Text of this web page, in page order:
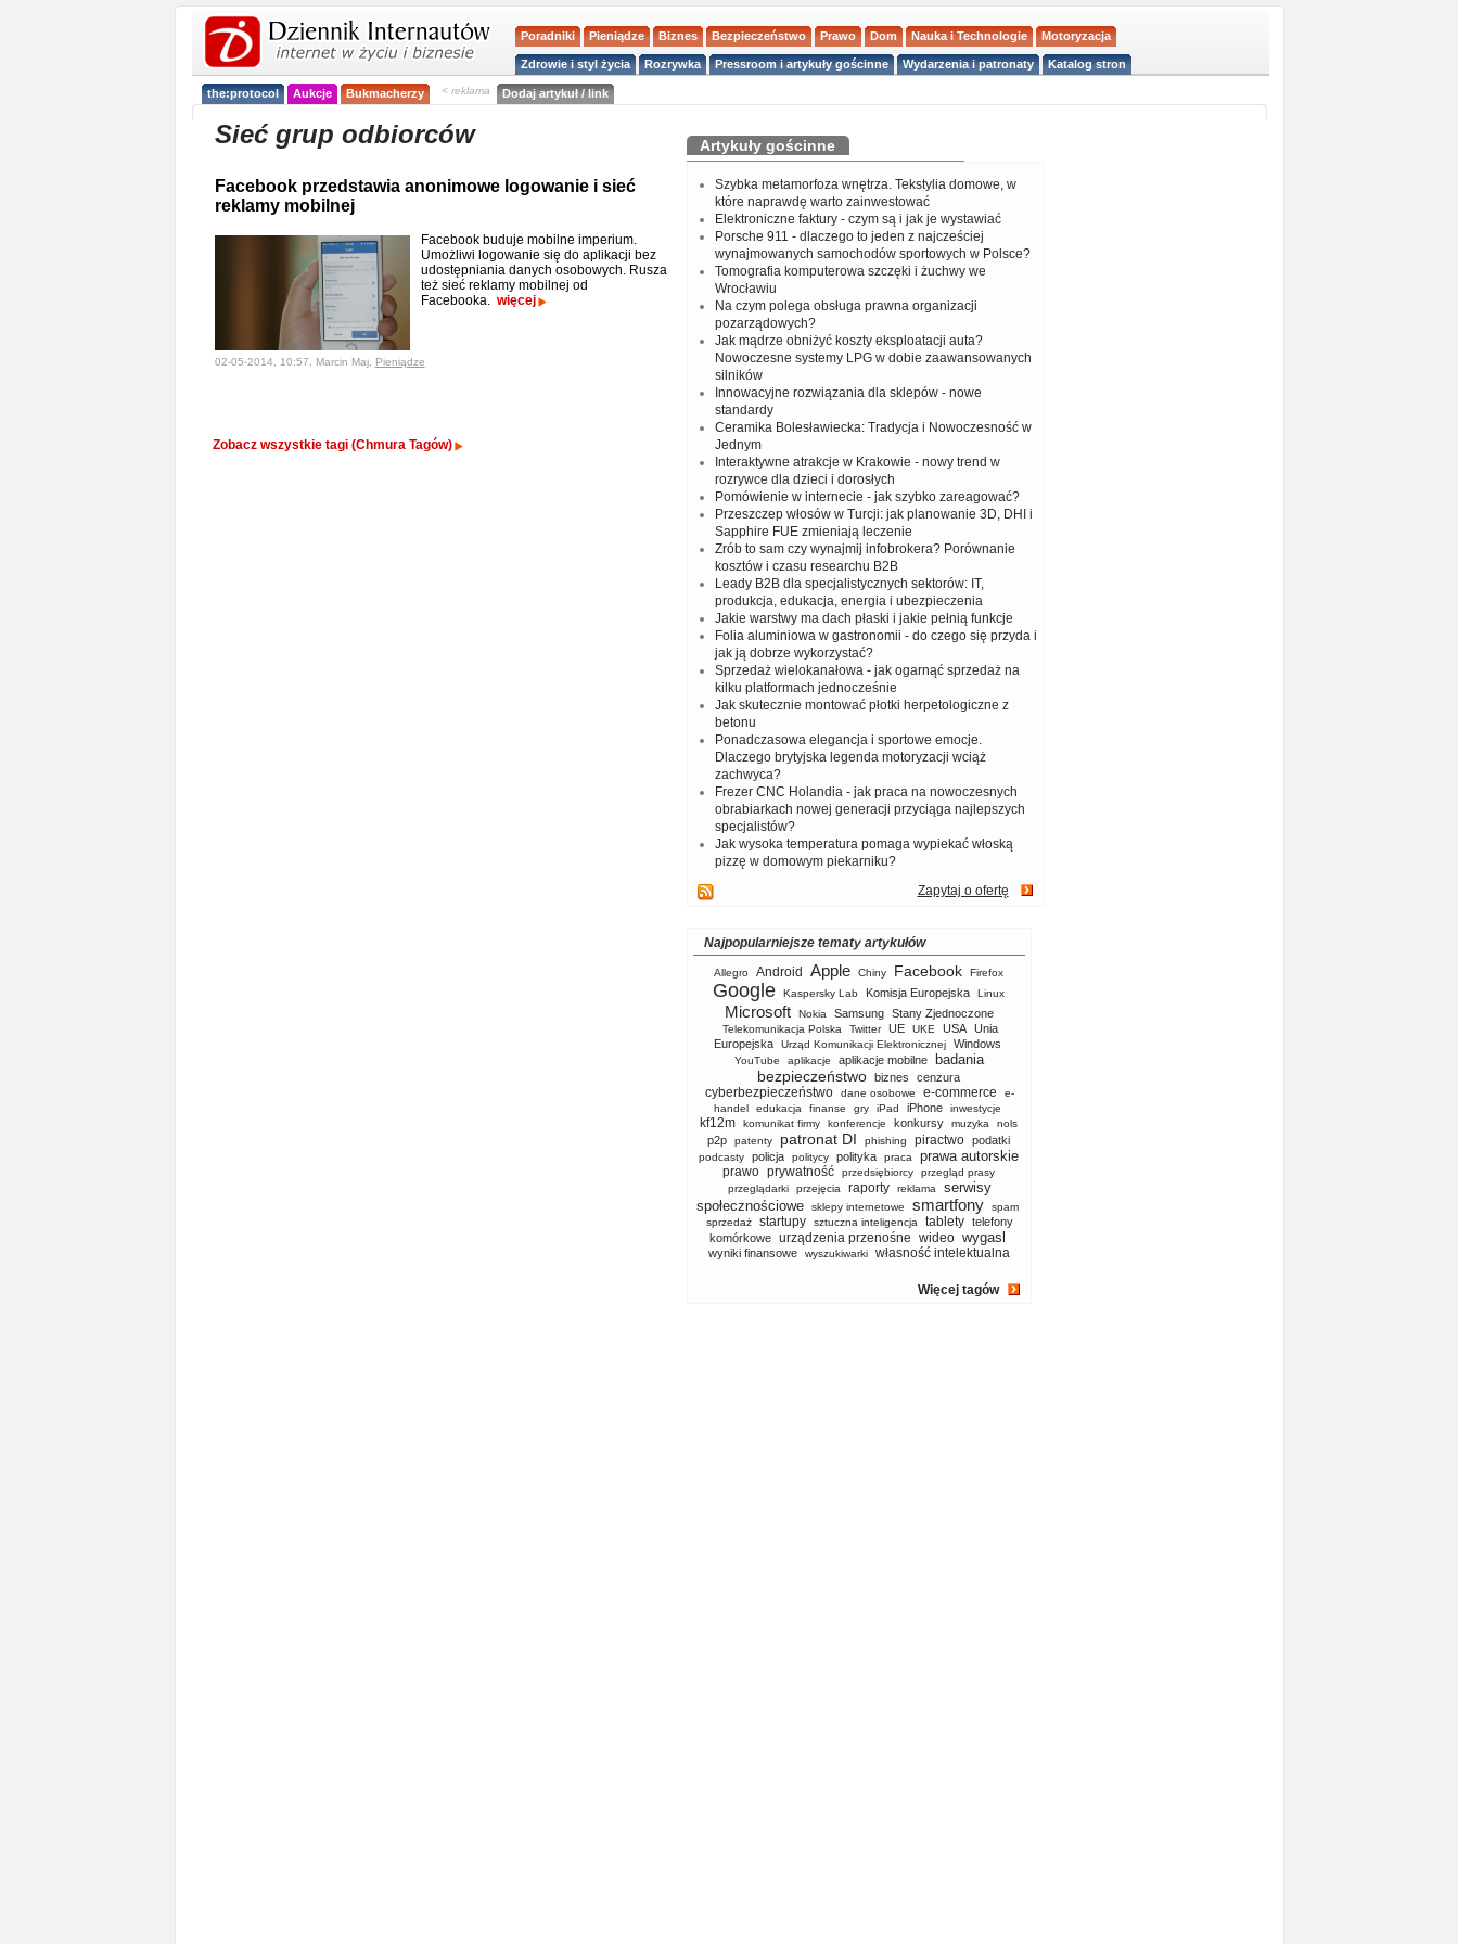
Poradniki Pieniądze Biznes Bezpieczeństwo Prawo Dom Nauka i Technologie Motoryzacja
Zdrowie i styl życia Rozrywka Pressroom i artykuły gościnne Wydarzenia i patronaty Katalog stron
the:protocol Aukcje Bukmacherzy < reklama Dodaj artykuł / link
Sieć grup odbiorców
Facebook przedstawia anonimowe logowanie i sieć
reklamy mobilnej
Facebook buduje mobilne imperium.
Umożliwi logowanie się do aplikacji bez
udostępniania danych osobowych. Rusza
też sieć reklamy mobilnej od
Facebooka. więcej
02-05-2014, 10:57, Marcin Maj, Pieniądze
Zobacz wszystkie tagi (Chmura Tagów)
Artykuły gościnne
Szybka metamorfoza wnętrza. Tekstylia domowe, w
które naprawdę warto zainwestować
Elektroniczne faktury - czym są i jak je wystawiać
Porsche 911 - dlaczego to jeden z najcześciej
wynajmowanych samochodów sportowych w Polsce?
Tomografia komputerowa szczęki i żuchwy we
Wrocławiu
Na czym polega obsługa prawna organizacji
pozarządowych?
Jak mądrze obniżyć koszty eksploatacji auta?
Nowoczesne systemy LPG w dobie zaawansowanych
silników
Innowacyjne rozwiązania dla sklepów - nowe
standardy
Ceramika Bolesławiecka: Tradycja i Nowoczesność w
Jednym
Interaktywne atrakcje w Krakowie - nowy trend w
rozrywce dla dzieci i dorosłych
Pomówienie w internecie - jak szybko zareagować?
Przeszczep włosów w Turcji: jak planowanie 3D, DHI i
Sapphire FUE zmieniają leczenie
Zrób to sam czy wynajmij infobrokera? Porównanie
kosztów i czasu researchu B2B
Leady B2B dla specjalistycznych sektorów: IT,
produkcja, edukacja, energia i ubezpieczenia
Jakie warstwy ma dach płaski i jakie pełnią funkcje
Folia aluminiowa w gastronomii - do czego się przyda i
jak ją dobrze wykorzystać?
Sprzedaż wielokanałowa - jak ogarnąć sprzedaż na
kilku platformach jednocześnie
Jak skutecznie montować płotki herpetologiczne z
betonu
Ponadczasowa elegancja i sportowe emocje.
Dlaczego brytyjska legenda motoryzacji wciąż
zachwyca?
Frezer CNC Holandia - jak praca na nowoczesnych
obrabiarkach nowej generacji przyciąga najlepszych
specjalistów?
Jak wysoka temperatura pomaga wypiekać włoską
pizzę w domowym piekarniku?
Zapytaj o ofertę
Najpopularniejsze tematy artykułów
Allegro Android Apple Chiny Facebook Firefox
Google Kaspersky Lab Komisja Europejska Linux
Microsoft Nokia Samsung Stany Zjednoczone
Telekomunikacja Polska Twitter UE UKE USA
Unia
Europejska
Urząd Komunikacji Elektronicznej Windows
YouTube aplikacje aplikacje mobilne badania
bezpieczeństwo biznes cenzura
cyberbezpieczeństwo dane osobowe e-commerce
e-
handel
edukacja finanse gry iPad iPhone inwestycje
kf12m komunikat firmy konferencje konkursy muzyka nols
p2p patenty patronat DI phishing piractwo podatki
podcasty policja politycy polityka praca prawa autorskie
prawo prywatność przedsiębiorcy
przegląd prasy
przeglądarki
przejęcia raporty reklama
serwisy
społecznościowe
sklepy internetowe smartfony
spam
sprzedaż
startupy sztuczna inteligencja tablety telefony
komórkowe urządzenia przenośne wideo wygasl
wyniki finansowe wyszukiwarki własność intelektualna
Więcej tagów